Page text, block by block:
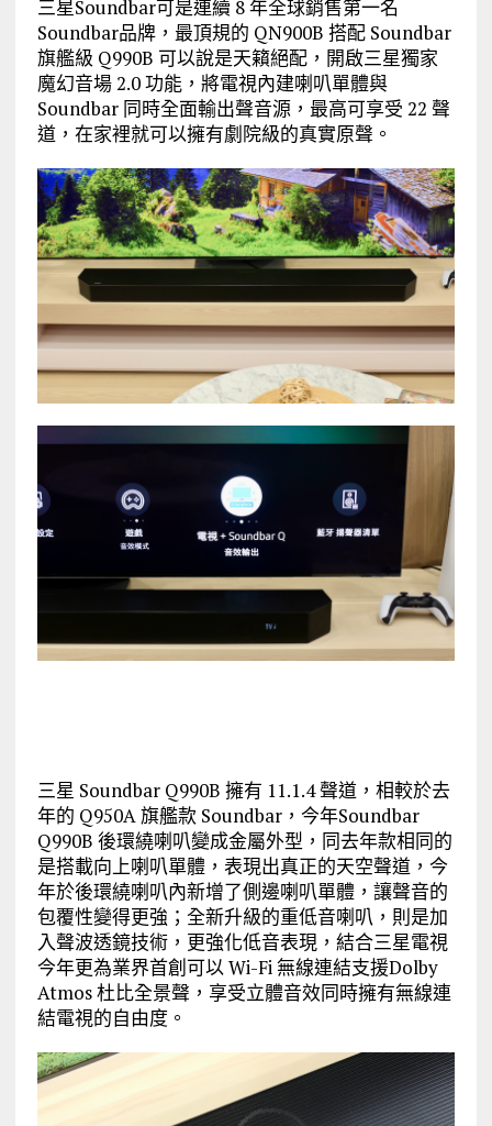
三星Soundbar可是連續 8 年全球銷售第一名
Soundbar品牌，最頂規的 QN900B 搭配 Soundbar
旗艦級 Q990B 可以說是天籟絕配，開啟三星獨家
魔幻音場 2.0 功能，將電視內建喇叭單體與
Soundbar 同時全面輸出聲音源，最高可享受 22 聲
道，在家裡就可以擁有劇院級的真實原聲。
三星 Soundbar Q990B 擁有 11.1.4 聲道，相較於去
年的 Q950A 旗艦款 Soundbar，今年Soundbar
Q990B 後環繞喇叭變成金屬外型，同去年款相同的
是搭載向上喇叭單體，表現出真正的天空聲道，今
年於後環繞喇叭內新增了側邊喇叭單體，讓聲音的
包覆性變得更強；全新升級的重低音喇叭，則是加
入聲波透鏡技術，更強化低音表現，結合三星電視
今年更為業界首創可以 Wi-Fi 無線連結支援Dolby
Atmos 杜比全景聲，享受立體音效同時擁有無線連
結電視的自由度。